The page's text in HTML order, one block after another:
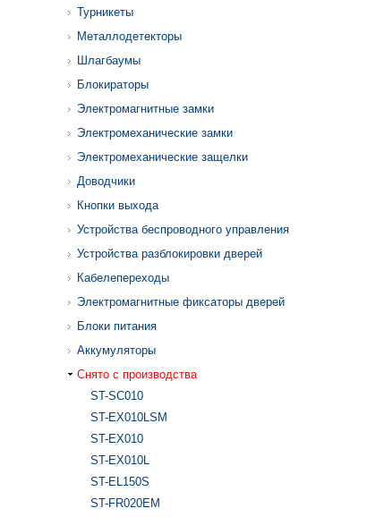
Турникеты
Металлодетекторы
Шлагбаумы
Блокираторы
Электромагнитные замки
Электромеханические замки
Электромеханические защелки
Доводчики
Кнопки выхода
Устройства беспроводного управления
Устройства разблокировки дверей
Кабелепереходы
Электромагнитные фиксаторы дверей
Блоки питания
Аккумуляторы
Снято с производства
ST-SC010
ST-EX010LSM
ST-EX010
ST-EX010L
ST-EL150S
ST-FR020EM